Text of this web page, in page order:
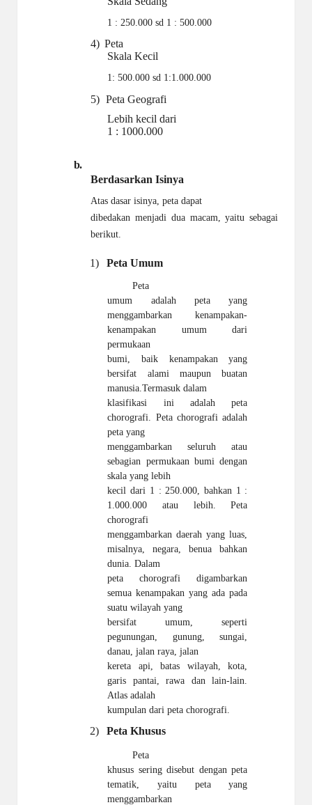
1 : 250.000 sd 1 : 500.000
4) Peta
Skala Kecil
1: 500.000 sd 1:1.000.000
5) Peta Geografi
Lebih kecil dari
1 : 1000.000
b.
Berdasarkan Isinya
Atas dasar isinya, peta dapat
dibedakan menjadi dua macam, yaitu sebagai
berikut.
1) Peta Umum
Peta
umum adalah peta yang
menggambarkan kenampakan-
kenampakan umum dari
permukaan
bumi, baik kenampakan yang
bersifat alami maupun buatan
manusia.Termasuk dalam
klasifikasi ini adalah peta
chorografi. Peta chorografi adalah
peta yang
menggambarkan seluruh atau
sebagian permukaan bumi dengan
skala yang lebih
kecil dari 1 : 250.000, bahkan 1 :
1.000.000 atau lebih. Peta
chorografi
menggambarkan daerah yang luas,
misalnya, negara, benua bahkan
dunia. Dalam
peta chorografi digambarkan
semua kenampakan yang ada pada
suatu wilayah yang
bersifat umum, seperti
pegunungan, gunung, sungai,
danau, jalan raya, jalan
kereta api, batas wilayah, kota,
garis pantai, rawa dan lain-lain.
Atlas adalah
kumpulan dari peta chorografi.
2) Peta Khusus
Peta
khusus sering disebut dengan peta
tematik, yaitu peta yang
menggambarkan